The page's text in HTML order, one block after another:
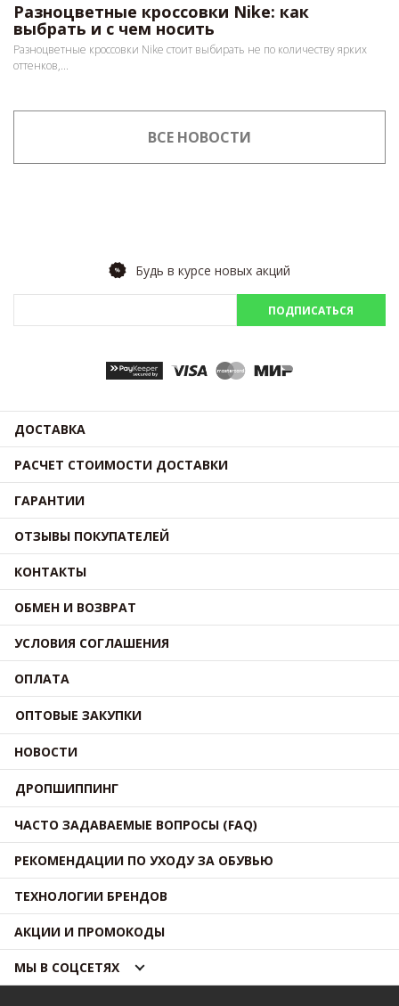
Разноцветные кроссовки Nike: как
выбрать и с чем носить
Разноцветные кроссовки Nike стоит выбирать не по количеству ярких
оттенков,...
ВСЕ НОВОСТИ
Будь в курсе новых акций
ПОДПИСАТЬСЯ
ДОСТАВКА
РАСЧЕТ СТОИМОСТИ ДОСТАВКИ
ГАРАНТИИ
ОТЗЫВЫ ПОКУПАТЕЛЕЙ
КОНТАКТЫ
ОБМЕН И ВОЗВРАТ
УСЛОВИЯ СОГЛАШЕНИЯ
ОПЛАТА
ОПТОВЫЕ ЗАКУПКИ
НОВОСТИ
ДРОПШИППИНГ
ЧАСТО ЗАДАВАЕМЫЕ ВОПРОСЫ (FAQ)
РЕКОМЕНДАЦИИ ПО УХОДУ ЗА ОБУВЬЮ
ТЕХНОЛОГИИ БРЕНДОВ
АКЦИИ И ПРОМОКОДЫ
МЫ В СОЦСЕТЯХ